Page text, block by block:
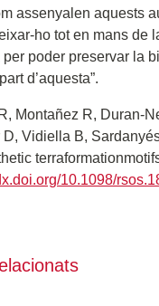
assenyalen aquests
ho tot en mans de
poder preservar la
d’aquesta”.
Montañez R, Duran-
D, Vidiella B,
10.1098/